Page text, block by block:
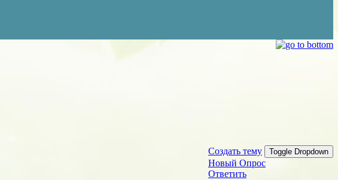
Создать тему Toggle Dropdown
Новый Опрос
Ответить